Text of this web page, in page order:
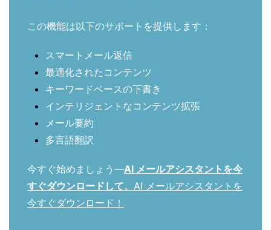
この機能は以下のサポートを提供します：
スマートメール返信
最適化されたコンテンツ
キーワードベースの下書き
インテリジェントなコンテンツ拡張
メール要約
多言語翻訳
今すぐ始めましょう—AI メールアシスタントを今
すぐダウンロードして、 AI メールアシスタントを
今すぐダウンロード！